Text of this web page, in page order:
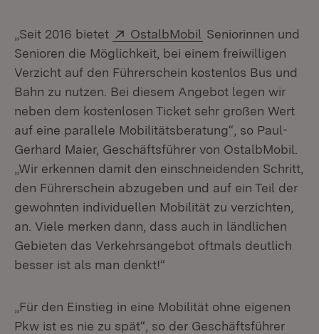
„Seit 2016 bietet Extern:
OstalbMobil (Öffnet in neuem
Seniorinnen und
Senioren die Möglichkeit, bei einem freiwilligen
Verzicht auf den Führerschein kostenlos Bus und
Bahn zu nutzen. Bei diesem Angebot legen wir
neben dem kostenlosen Ticket sehr großen Wert
auf eine parallele Mobilitätsberatung“, so Paul-
Gerhard Maier, Geschäftsführer von OstalbMobil.
„Wir erkennen damit den einschneidenden Schritt,
den Führerschein abzugeben und auf ein Teil der
gewohnten individuellen Mobilität zu verzichten,
an. Viele merken dann, dass auch in ländlichen
Gebieten das Verkehrsangebot oftmals deutlich
besser ist als man denkt!“
„Für den Einstieg in eine Mobilität ohne eigenen
Pkw ist es nie zu spät“, so der Geschäftsführer